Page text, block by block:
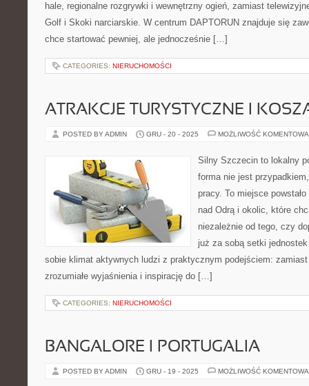
hale, regionalne rozgrywki i wewnętrzny ogień, zamiast
Golf i Skoki narciarskie. W centrum DAPTORUN znajduje się
chce startować pewniej, ale jednocześnie […]
CATEGORIES: NIERUCHOMOŚCI
ATRAKCJE TURYSTYCZNE I
POSTED BY ADMIN GRU - 20 - 2025 MOŻLIWOŚĆ
Silny Szczecin to lokalny
forma nie jest
pracy. To miejsce
nad Odrą i okolic, które
niezależnie od tego, czy
już za sobą setki
sobie klimat aktywnych ludzi z praktycznym podejściem: zamiast
zrozumiałe wyjaśnienia i inspirację do […]
CATEGORIES: NIERUCHOMOŚCI
BANGALORE I PORTUGALIA
POSTED BY ADMIN GRU - 19 - 2025 MOŻLIWOŚĆ